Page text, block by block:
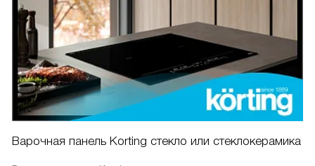
Варочная панель Korting стекло или стеклокерамика